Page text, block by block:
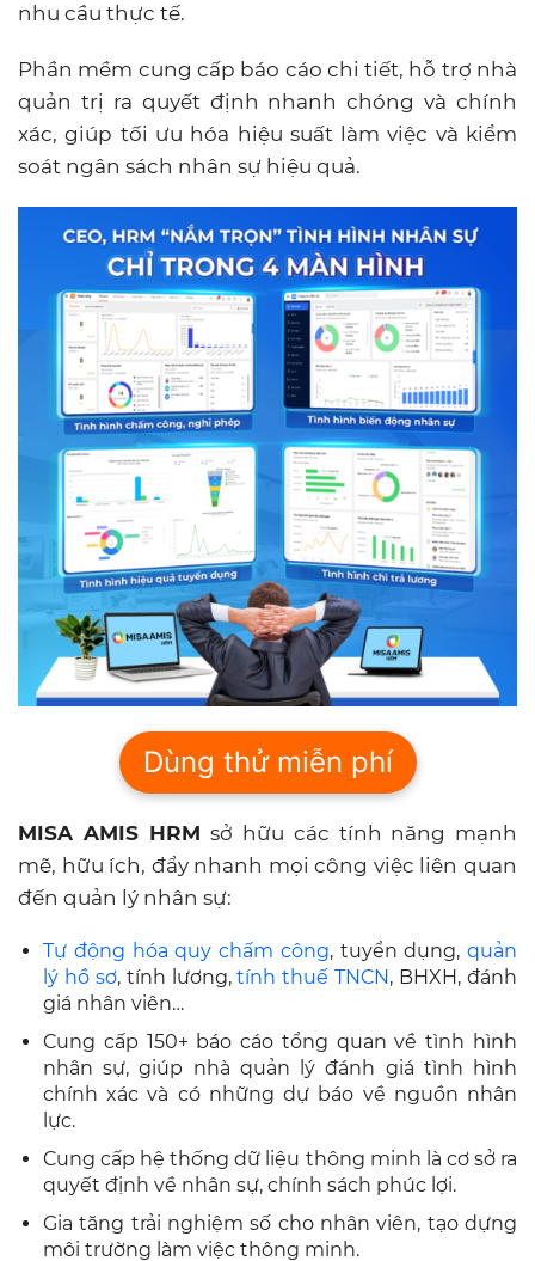
nhu cầu thực tế.
Phần mềm cung cấp báo cáo chi tiết, hỗ trợ nhà
quản trị ra quyết định nhanh chóng và chính
xác, giúp tối ưu hóa hiệu suất làm việc và kiểm
soát ngân sách nhân sự hiệu quả.
Dùng thử miễn phí
MISA AMIS HRMsở hữu các tính năng mạnh
mẽ, hữu ích, đẩy nhanh mọi công việc liên quan
đến quản lý nhân sự:
Tự động hóa quy chấm công, tuyển dụng, quản
lý hồ sơ, tính lương,tính thuế TNCN, BHXH, đánh
giá nhân viên…
Cung cấp 150+ báo cáo tổng quan về tình hình
nhân sự, giúp nhà quản lý đánh giá tình hình
chính xác và có những dự báo về nguồn nhân
lực.
Cung cấp hệ thống dữ liệu thông minh là cơ sở ra
quyết định về nhân sự, chính sách phúc lợi.
Gia tăng trải nghiệm số cho nhân viên, tạo dựng
môi trường làm việc thông minh.